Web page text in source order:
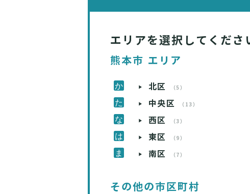
エリアを選択してくださ
熊本市 エリア
北区 （5）
中央区 （13）
西区 （3）
東区 （9）
南区 （7）
その他の市区町村